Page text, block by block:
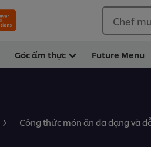
Chef
Góc ẩm thực Future Menu
Công thức món ăn đa dạng và